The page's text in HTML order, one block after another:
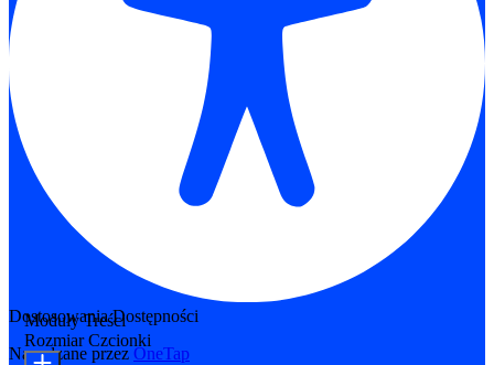
Dostosowania Dostępności
Napędzane przez OneTap
Moduły Treści
Rozmiar Czcionki